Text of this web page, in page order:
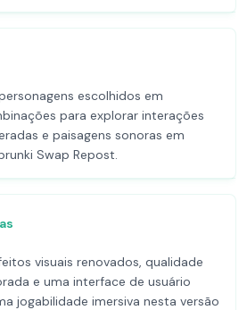
escolhidos em
para explorar interações
e paisagens sonoras em
Swap Repost.
visuais renovados, qualidade
e uma interface de usuário
jogabilidade imersiva nesta versão